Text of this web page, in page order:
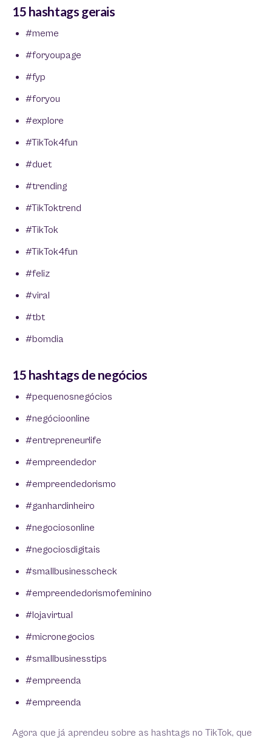
15 hashtags gerais
#meme
#foryoupage
#fyp
#foryou
#explore
#TikTok4fun
#duet
#trending
#TikToktrend
#TikTok
#TikTok4fun
#feliz
#viral
#tbt
#bomdia
15 hashtags de negócios
#pequenosnegócios
#negócioonline
#entrepreneurlife
#empreendedor
#empreendedorismo
#ganhardinheiro
#negociosonline
#negociosdigitais
#smallbusinesscheck
#empreendedorismofeminino
#lojavirtual
#micronegocios
#smallbusinesstips
#empreenda
#empreenda
Agora que já aprendeu sobre as hashtags no TikTok, que